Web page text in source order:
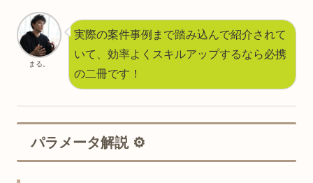
まる。
実際の案件事例まで踏み込んで紹介されて
いて、効率よくスキルアップするなら必携
の二冊です！
パラメータ解説 ⚙️